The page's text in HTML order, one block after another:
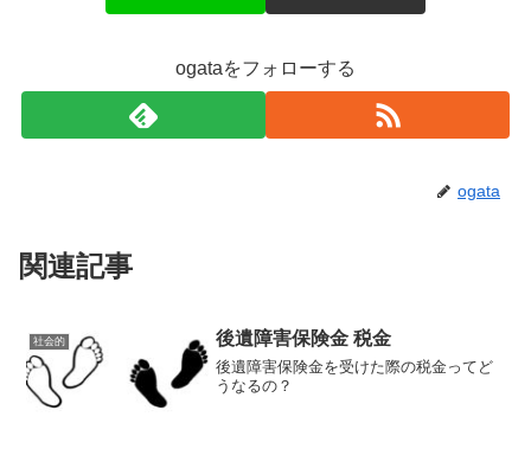
ogataをフォローする
ogata
関連記事
社会的 後遺障害保険金 税金
後遺障害保険金を受けた際の税金ってど
うなるの？